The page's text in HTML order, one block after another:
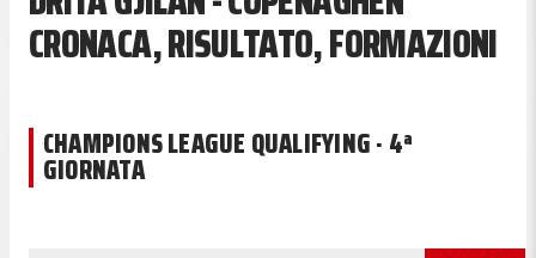
CRONACA, RISULTATO, FORMAZIONI
CHAMPIONS LEAGUE QUALIFYING · 4ª
GIORNATA